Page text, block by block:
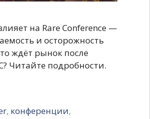
на Rare Conference —
и осторожность
ждёт рынок после
Читайте подробности.
, конференции,